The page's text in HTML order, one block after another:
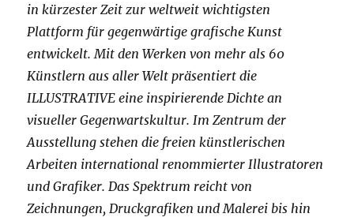
in kürzester Zeit zur weltweit wichtigsten
Plattform für gegenwärtige grafische Kunst
entwickelt. Mit den Werken von mehr als 60
Künstlern aus aller Welt präsentiert die
ILLUSTRATIVE eine inspirierende Dichte an
visueller Gegenwartskultur. Im Zentrum der
Ausstellung stehen die freien künstlerischen
Arbeiten international renommierter Illustratoren
und Grafiker. Das Spektrum reicht von
Zeichnungen, Druckgrafiken und Malerei bis hin